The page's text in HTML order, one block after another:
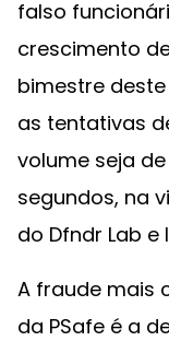
falso
crescimento
bimestre
as tentativas
volume seja
segundos, na
do Dfndr Lab
A fraude mais
da PSafe é a